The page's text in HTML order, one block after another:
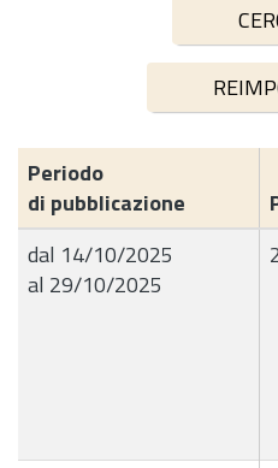
Periodo
di pubblicazione
dal 14/10/2025
al 29/10/2025